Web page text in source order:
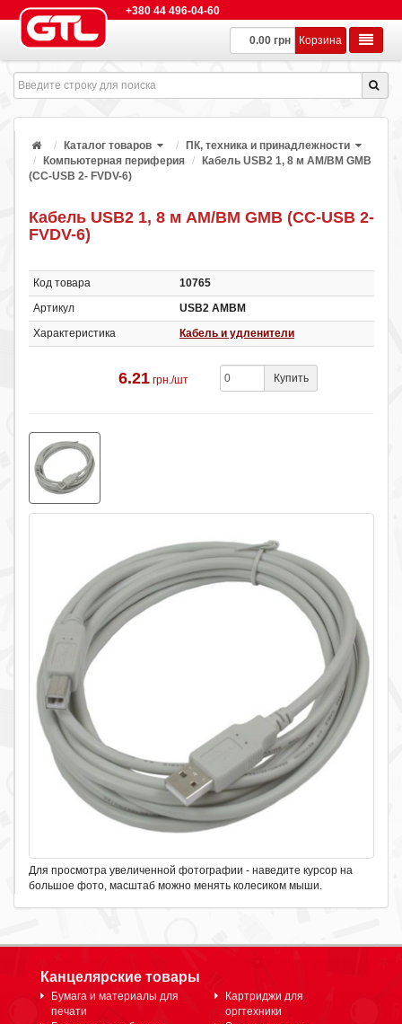
+380 44 496-04-60
0.00 грн Корзина
Каталог товаров
ПК, техника и принадлежности
Компьютерная периферия
Кабель USB2 1, 8 м АМ/ВМ GMB
(CC-USB 2- FVDV-6)
Кабель USB2 1, 8 м АМ/ВМ GMB (CC-USB 2-
FVDV-6)
Код товара
10765
Артикул
USB2 AMBM
Характеристика
Кабель и удленители
6.21 грн./шт Купить
Для просмотра увеличенной фотографии - наведите курсор на
большое фото, масштаб можно менять колесиком мыши.
Канцелярские товары
Бумага и материалы для
печати
Картриджи для
оргтехники